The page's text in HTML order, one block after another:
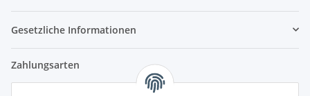
Gesetzliche Informationen
Zahlungsarten